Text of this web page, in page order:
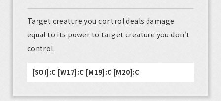
Target creature you control deals damage
equal to its power to target creature you don't
control.
[SOI]:C [W17]:C [M19]:C [M20]:C